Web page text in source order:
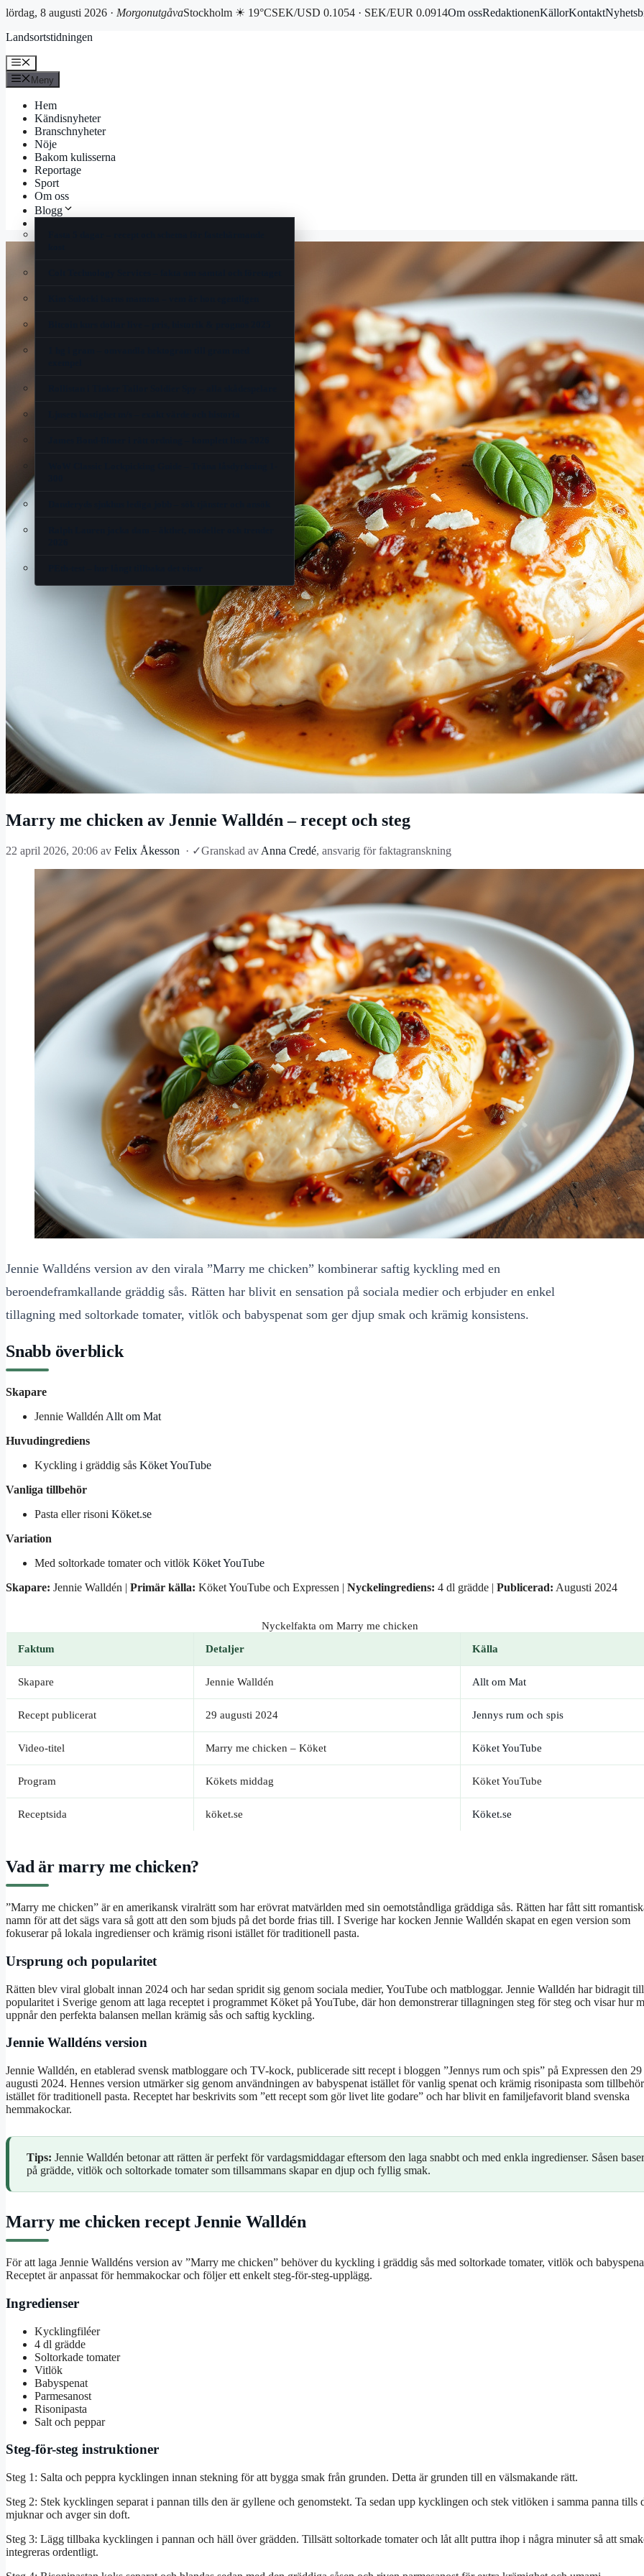
lördag, 8 augusti 2026 · MorgonutgåvaStockholm ☀ 19°CSEK/USD 0.1054 · SEK/EUR 0.0914Om ossRedaktionenKällorKontakt
till
Landsortstidningen
Meny
Meny
Hem
Kändisnyheter
Branschnyheter
Nöje
Bakom kulisserna
Reportage
Sport
Om oss
Blogg
Marry me chicken av Jennie Walldén – recept och steg
22 april 2026, 20:06 av Felix Åkesson · ✓Granskad avAnna Credé, ansvarig för faktagranskning
Jennie Walldéns version av den virala ”Marry me chicken” kombinerar saftig kyckling med en
beroendeframkallande gräddig sås. Rätten har blivit en sensation på sociala medier och erbjuder en enkel
tillagning med soltorkade tomater, vitlök och babyspenat som ger djup smak och krämig konsistens.
Snabb överblick
Skapare
Jennie Walldén Allt om Mat
Huvudingrediens
Kyckling i gräddig sås Köket YouTube
Vanliga tillbehör
Pasta eller risoni Köket.se
Variation
Med soltorkade tomater och vitlök Köket YouTube
Skapare: Jennie Walldén | Primär källa: Köket YouTube och Expressen | Nyckelingrediens: 4 dl grädde | Publicerad: Augusti 2024
Nyckelfakta om Marry me chicken
Faktum
Detaljer Källa
Skapare Jennie Walldén Allt om Mat
Recept publicerat 29 augusti 2024 Jennys rum och spis
Video-titel Marry me chicken – Köket Köket YouTube
Program Kökets middag Köket YouTube
Receptsida köket.se Köket.se
Vad är marry me chicken?
”Marry me chicken” är en amerikansk viralrätt som har erövrat matvärlden med sin oemotståndliga gräddiga sås. Rätten har fått sitt
namn för att det sägs vara så gott att den som bjuds på det borde frias till. I Sverige har kocken Jennie Walldén skapat en egen version som
fokuserar på lokala ingredienser och krämig risoni istället för traditionell pasta.
Ursprung och popularitet
Rätten blev viral globalt innan 2024 och har sedan spridit sig genom sociala medier, YouTube och matbloggar. Jennie Walldén har bidragit
popularitet i Sverige genom att laga receptet i programmet Köket på YouTube, där hon demonstrerar tillagningen steg för steg och visar hur
uppnår den perfekta balansen mellan krämig sås och saftig kyckling.
Jennie Walldéns version
Jennie Walldén, en etablerad svensk matbloggare och TV-kock, publicerade sitt recept i bloggen ”Jennys rum och spis” på Expressen den 29
augusti 2024. Hennes version utmärker sig genom användningen av babyspenat istället för vanlig spenat och krämig risonipasta som tillbehör
istället för traditionell pasta. Receptet har beskrivits som ”ett recept som gör livet lite godare” och har blivit en familjefavorit bland svenska
hemmakockar.
Tips: Jennie Walldén betonar att rätten är perfekt för vardagsmiddagar eftersom den laga snabbt och med enkla ingredienser. Såsen
på grädde, vitlök och soltorkade tomater som tillsammans skapar en djup och fyllig smak.
Marry me chicken recept Jennie Walldén
För att laga Jennie Walldéns version av ”Marry me chicken” behöver du kyckling i gräddig sås med soltorkade tomater, vitlök och
Receptet är anpassat för hemmakockar och följer ett enkelt steg-för-steg-upplägg.
Ingredienser
Kycklingfiléer
4 dl grädde
Soltorkade tomater
Vitlök
Babyspenat
Parmesanost
Risonipasta
Salt och peppar
Steg-för-steg instruktioner
Steg 1: Salta och peppra kycklingen innan stekning för att bygga smak från grunden. Detta är grunden till en välsmakande rätt.
Steg 2: Stek kycklingen separat i pannan tills den är gyllene och genomstekt. Ta sedan upp kycklingen och stek vitlöken i samma panna tills
mjuknar och avger sin doft.
Steg 3: Lägg tillbaka kycklingen i pannan och häll över grädden. Tillsätt soltorkade tomater och låt allt puttra ihop i några minuter så att
integreras ordentligt.